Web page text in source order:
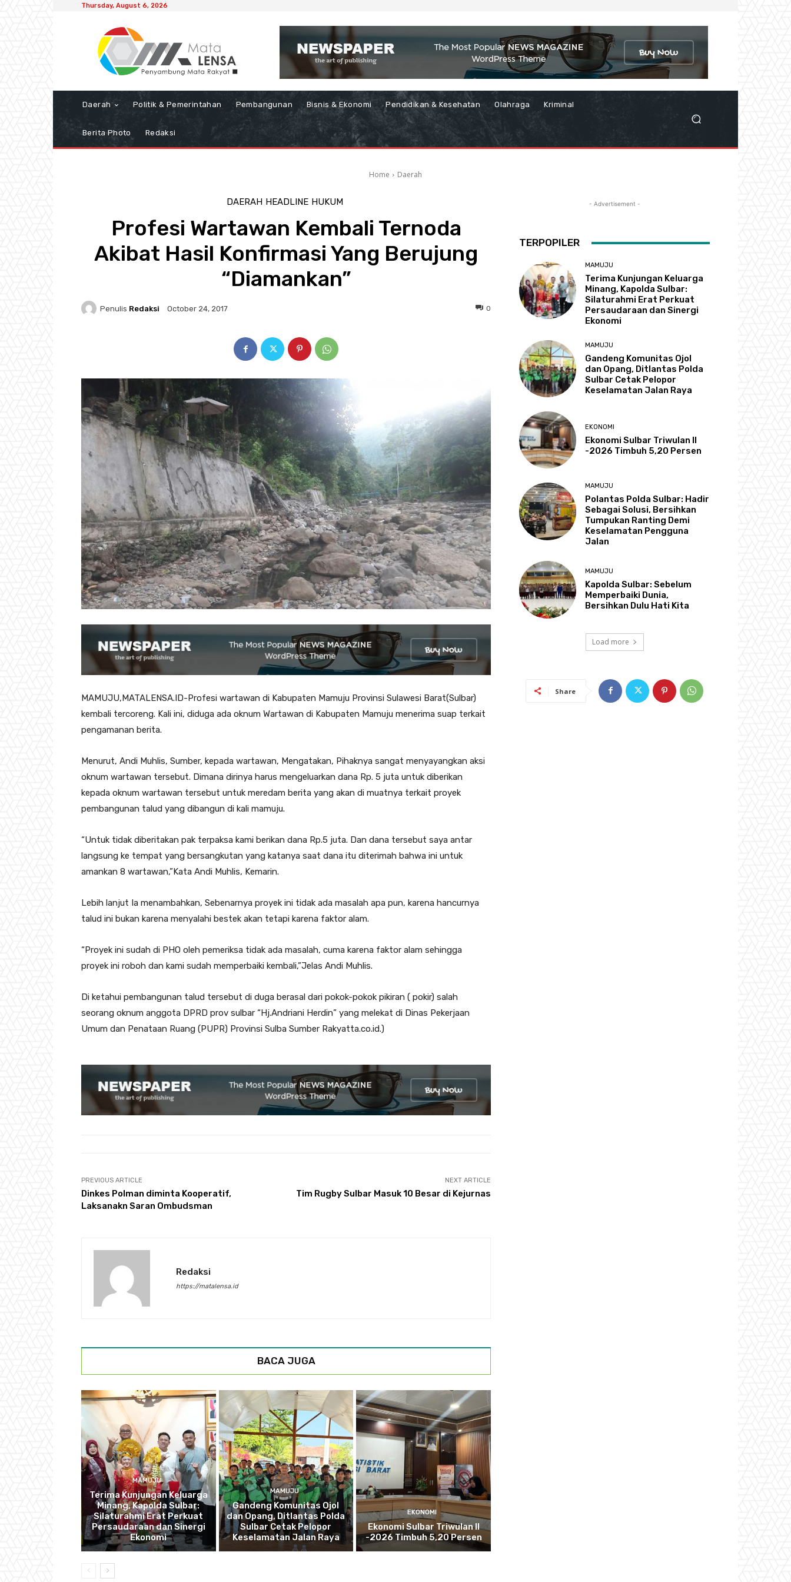
Thursday, August 6, 2026
Daerah Politik & Pemerintahan Pembangunan Bisnis & Ekonomi Pendidikan & Kesehatan Olahraga Kriminal
Berita Photo Redaksi
Home Daerah
DAERAH HEADLINE HUKUM
Profesi Wartawan Kembali Ternoda
Akibat Hasil Konfirmasi Yang Berujung
“Diamankan”
Penulis Redaksi October 24, 2017 0
MAMUJU,MATALENSA.ID-Profesi wartawan di Kabupaten Mamuju Provinsi Sulawesi Barat(Sulbar)
kembali tercoreng. Kali ini, diduga ada oknum Wartawan di Kabupaten Mamuju menerima suap terkait
pengamanan berita.
Menurut, Andi Muhlis, Sumber, kepada wartawan, Mengatakan, Pihaknya sangat menyayangkan aksi
oknum wartawan tersebut. Dimana dirinya harus mengeluarkan dana Rp. 5 juta untuk diberikan
kepada oknum wartawan tersebut untuk meredam berita yang akan di muatnya terkait proyek
pembangunan talud yang dibangun di kali mamuju.
“Untuk tidak diberitakan pak terpaksa kami berikan dana Rp.5 juta. Dan dana tersebut saya antar
langsung ke tempat yang bersangkutan yang katanya saat dana itu diterimah bahwa ini untuk
amankan 8 wartawan,”Kata Andi Muhlis, Kemarin.
Lebih lanjut Ia menambahkan, Sebenarnya proyek ini tidak ada masalah apa pun, karena hancurnya
talud ini bukan karena menyalahi bestek akan tetapi karena faktor alam.
“Proyek ini sudah di PHO oleh pemeriksa tidak ada masalah, cuma karena faktor alam sehingga
proyek ini roboh dan kami sudah memperbaiki kembali,”Jelas Andi Muhlis.
Di ketahui pembangunan talud tersebut di duga berasal dari pokok-pokok pikiran ( pokir) salah
seorang oknum anggota DPRD prov sulbar “Hj.Andriani Herdin” yang melekat di Dinas Pekerjaan
Umum dan Penataan Ruang (PUPR) Provinsi Sulba Sumber Rakyatta.co.id.)
PREVIOUS ARTICLE
Dinkes Polman diminta Kooperatif,
Laksanakn Saran Ombudsman
NEXT ARTICLE
Tim Rugby Sulbar Masuk 10 Besar di Kejurnas
Redaksi
https://matalensa.id
BACA JUGA
MAMUJU
Terima Kunjungan Keluarga
Minang, Kapolda Sulbar:
Silaturahmi Erat Perkuat
Persaudaraan dan Sinergi
Ekonomi
MAMUJU
Gandeng Komunitas Ojol
dan Opang, Ditlantas Polda
Sulbar Cetak Pelopor
Keselamatan Jalan Raya
EKONOMI
Ekonomi Sulbar Triwulan II
-2026 Timbuh 5,20 Persen
- Advertisement -
TERPOPILER
MAMUJU
Terima Kunjungan Keluarga
Minang, Kapolda Sulbar:
Silaturahmi Erat Perkuat
Persaudaraan dan Sinergi
Ekonomi
MAMUJU
Gandeng Komunitas Ojol
dan Opang, Ditlantas Polda
Sulbar Cetak Pelopor
Keselamatan Jalan Raya
EKONOMI
Ekonomi Sulbar Triwulan II
-2026 Timbuh 5,20 Persen
MAMUJU
Polantas Polda Sulbar: Hadir
Sebagai Solusi, Bersihkan
Tumpukan Ranting Demi
Keselamatan Pengguna
Jalan
MAMUJU
Kapolda Sulbar: Sebelum
Memperbaiki Dunia,
Bersihkan Dulu Hati Kita
Load more
Share